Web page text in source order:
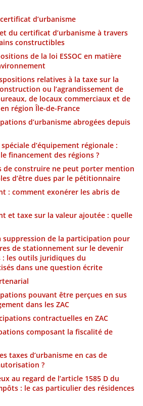
d’urbanisme
du certificat d’urbanisme à travers
constructibles
de la loi ESSOC en matière
relatives à la taxe sur la
ou l’agrandissement de
de locaux commerciaux et de
région Île-de-France
d’urbanisme abrogées depuis
d’équipement régionale :
financement des régions ?
de construire ne peut porter mention
d’être dues par le pétitionnaire
: comment exonérer les abris de
et taxe sur la valeur ajoutée : quelle
suppression de la participation pour
de stationnement sur le devenir
: les outils juridiques du
dans une question écrite
pouvant être perçues en sus
dans les ZAC
contractuelles en ZAC
composant la fiscalité de
taxes d’urbanisme en cas de
?
au regard de l’article 1585 D du
: le cas particulier des résidences